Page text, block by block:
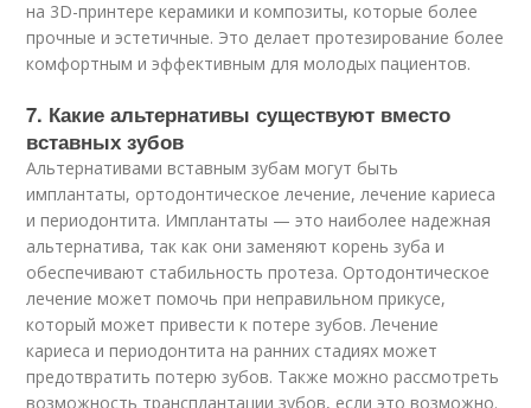
на 3D-принтере керамики и композиты, которые более
прочные и эстетичные. Это делает протезирование более
комфортным и эффективным для молодых пациентов.
7. Какие альтернативы существуют вместо
вставных зубов
Альтернативами вставным зубам могут быть
имплантаты, ортодонтическое лечение, лечение кариеса
и периодонтита. Имплантаты — это наиболее надежная
альтернатива, так как они заменяют корень зуба и
обеспечивают стабильность протеза. Ортодонтическое
лечение может помочь при неправильном прикусе,
который может привести к потере зубов. Лечение
кариеса и периодонтита на ранних стадиях может
предотвратить потерю зубов. Также можно рассмотреть
возможность трансплантации зубов, если это возможно.